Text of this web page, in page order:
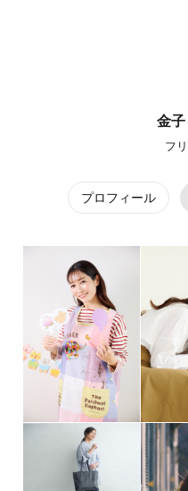
金
フ
プロフィール